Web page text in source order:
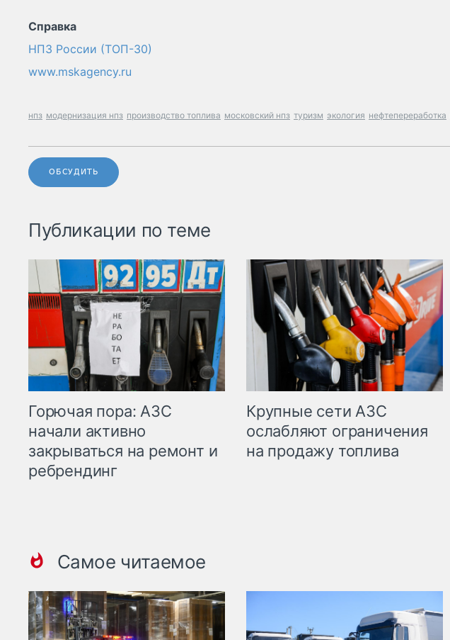
Справка
НПЗ России (ТОП-30)
www.mskagency.ru
нпз модернизация нпз производство топлива московский нпз туризм экология нефтепереработка
ОБСУДИТЬ
Публикации по теме
Горючая пора: АЗС
начали активно
закрываться на ремонт и
ребрендинг
Крупные сети АЗС
ослабляют ограничения
на продажу топлива
Самое читаемое